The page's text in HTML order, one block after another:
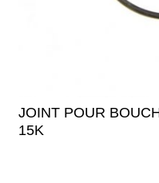
JOINT POUR
15K